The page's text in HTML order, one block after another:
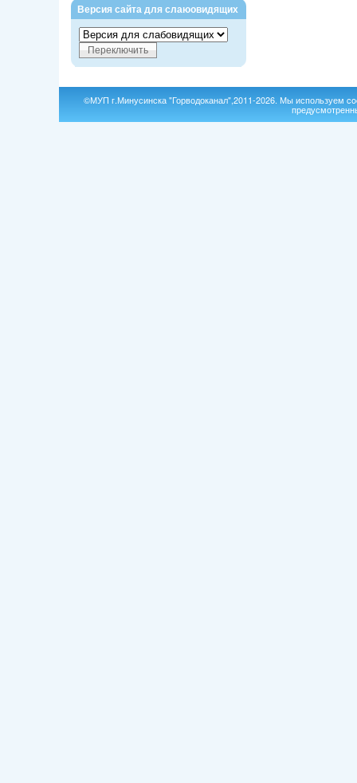
Версия сайта для слаюовидящих
©МУП г.Минусинска "Горводоканал",2011-2026. Мы используем